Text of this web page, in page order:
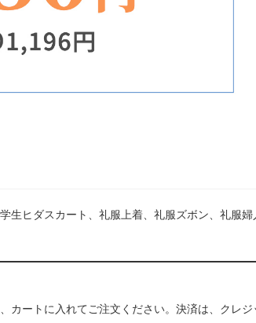
生ヒダスカート、礼服上着、礼服ズボン、礼服
ートに入れてご注文ください。決済は、クレジ